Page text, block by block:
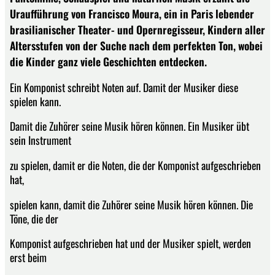
Uraufführung von Francisco Moura, ein in Paris lebender
brasilianischer Theater- und Opernregisseur, Kindern aller
Altersstufen von der Suche nach dem perfekten Ton, wobei
die Kinder ganz viele Geschichten entdecken.
Ein Komponist schreibt Noten auf. Damit der Musiker diese
spielen kann.
Damit die Zuhörer seine Musik hören können. Ein Musiker übt
sein Instrument
zu spielen, damit er die Noten, die der Komponist aufgeschrieben
hat,
spielen kann, damit die Zuhörer seine Musik hören können. Die
Töne, die der
Komponist aufgeschrieben hat und der Musiker spielt, werden
erst beim